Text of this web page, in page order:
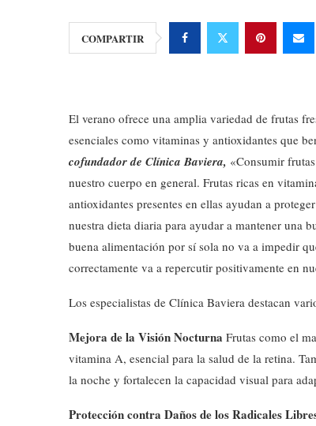
COMPARTIR
El verano ofrece una amplia variedad de frutas
esenciales como vitaminas y antioxidantes que
cofundador de Clínica Baviera, «Consumir
nuestro cuerpo en general. Frutas ricas en
antioxidantes presentes en ellas ayudan a
nuestra dieta diaria para ayudar a mantener una
buena alimentación por sí sola no va a impedir
correctamente va a repercutir positivamente en
Los especialistas de Clínica Baviera destacan
Mejora de la Visión Nocturna Frutas como el
vitamina A, esencial para la salud de la retina.
la noche y fortalecen la capacidad visual para
Protección contra Daños de los Radicales